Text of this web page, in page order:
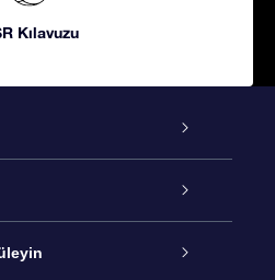
Kılavuzu